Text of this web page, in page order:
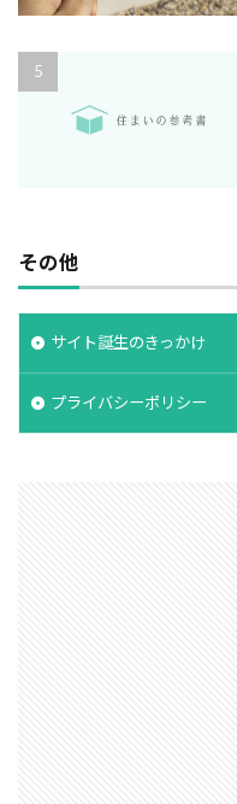
その他
サイト誕生のきっかけ
プライバシーポリシー